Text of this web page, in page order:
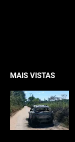
MAIS VISTAS